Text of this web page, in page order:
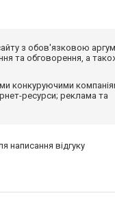
з обов'язковою
та обговорення, а
конкуруючими
ресурси; реклама та
написання відгуку